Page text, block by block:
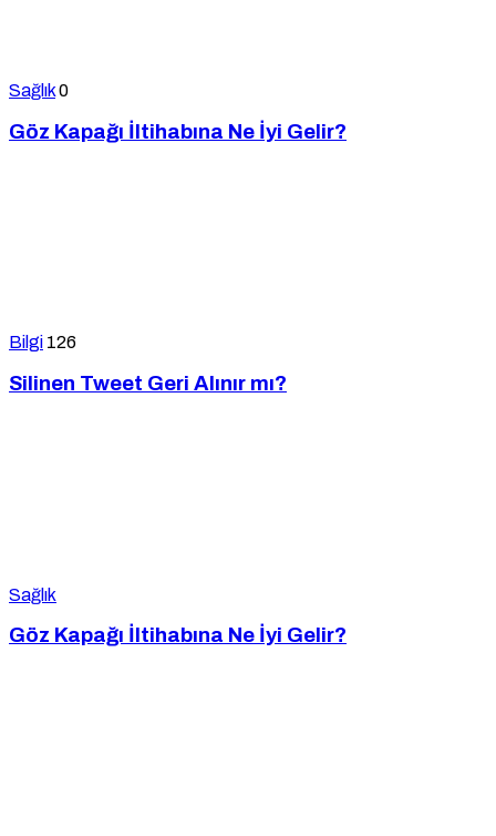
Sağlık0
Göz Kapağı İltihabına Ne İyi Gelir?
Bilgi 126
Silinen Tweet Geri Alınır mı?
Sağlık
Göz Kapağı İltihabına Ne İyi Gelir?